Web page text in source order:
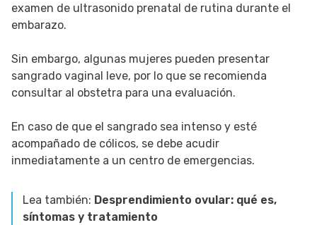
examen de ultrasonido prenatal de rutina durante el
embarazo.
Sin embargo, algunas mujeres pueden presentar
sangrado vaginal leve, por lo que se recomienda
consultar al obstetra para una evaluación.
En caso de que el sangrado sea intenso y esté
acompañado de cólicos, se debe acudir
inmediatamente a un centro de emergencias.
Lea también: Desprendimiento ovular: qué es,
síntomas y tratamiento